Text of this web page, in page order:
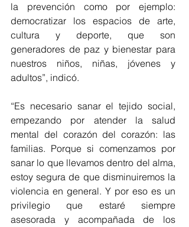
la prevención como por ejemplo:
democratizar los espacios de arte,
cultura y deporte, que son
generadores de paz y bienestar para
nuestros niños, niñas, jóvenes y
adultos”, indicó.
“Es necesario sanar el tejido social,
empezando por atender la salud
mental del corazón del corazón: las
familias. Porque si comenzamos por
sanar lo que llevamos dentro del alma,
estoy segura de que disminuiremos la
violencia en general. Y por eso es un
privilegio que estaré siempre
asesorada y acompañada de los